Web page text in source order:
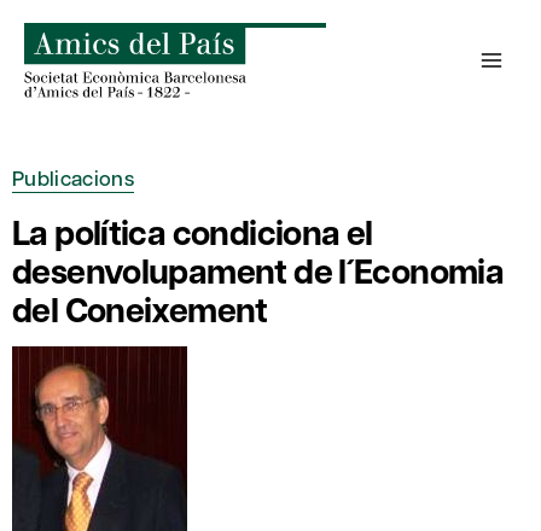
content
Publicacions
La política condiciona el
desenvolupament de l´Economia
del Coneixement